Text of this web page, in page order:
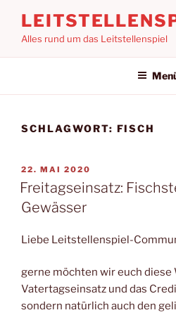
Inhalt
springenAlles rund um das Leitstellenspiel
SCHLAGWORT: FISCH
VERÖFFENTLICHT
AM
22. MAI 2020
Freitagseinsatz:
Gewässer
Liebe Leitstellenspiel-
gerne möchten wir euch diese
Vatertagseinsatz und das
sondern natürlich auch den